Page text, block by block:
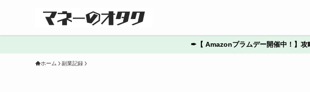
✒︎【 Amazonプラムデー開催中！】
ホーム 副業記録